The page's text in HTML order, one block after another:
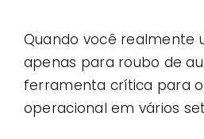
Quando você realmente
apenas para roubo de
ferramenta crítica para
operacional em vários